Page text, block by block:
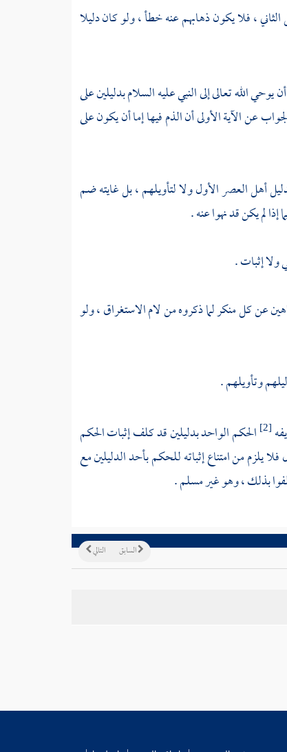
، فلا يكون ذهابهم عنه خطأ ، ولو كان دليلا
الله تعالى إلى النبي عليه السلام بدليلين على
عن الآية الأولى أن الذم فيها إما أن يكون على
أهل العصر الأول ولا لتأويلهم ، بل غايته ضم
إذا لم يكن قد نهوا عنه .
ولا إثبات .
عن كل منكر لما ذكروه من لام الاستغراق ، ولو
وتأويلهم .
[2]
الحكم الواحد بدليلين قد كلف إثبات الحكم
يلزم من امتناع إثباته للحكم بأحد الدليلين مع
بذلك ، وهو غير مسلم .
التالي السابق